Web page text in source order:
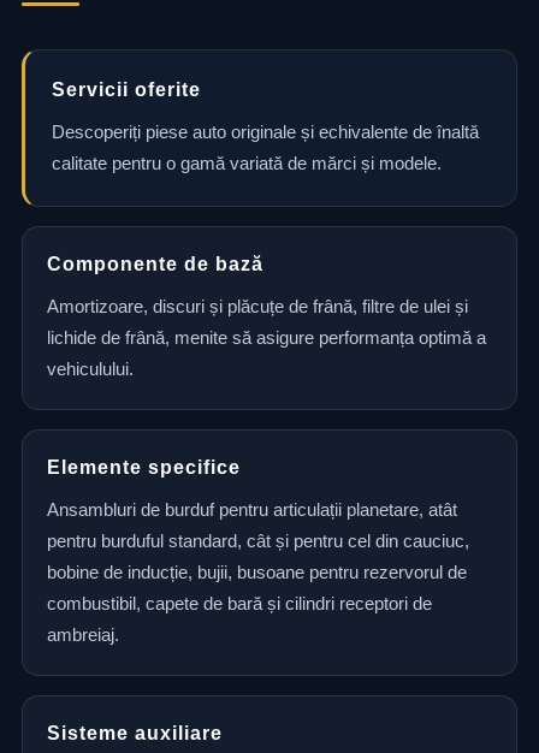
Servicii oferite
Descoperiți piese auto originale și echivalente de înaltă
calitate pentru o gamă variată de mărci și modele.
Componente de bază
Amortizoare, discuri și plăcuțe de frână, filtre de ulei și
lichide de frână, menite să asigure performanța optimă a
vehiculului.
Elemente specifice
Ansambluri de burduf pentru articulații planetare, atât
pentru burduful standard, cât și pentru cel din cauciuc,
bobine de inducție, bujii, busoane pentru rezervorul de
combustibil, capete de bară și cilindri receptori de
ambreiaj.
Sisteme auxiliare